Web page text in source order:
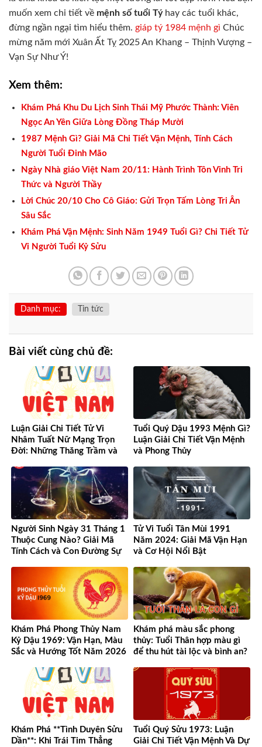
muốn xem chi tiết về mệnh số tuổi Týhay các tuổi khác,
đừng ngần ngại tìm hiểu thêm. giáp tý 1984 mệnh gì Chúc
mừng năm mới Xuân Ất Tỵ 2025 An Khang – Thịnh Vượng –
Vạn Sự Như Ý!
Xem thêm:
Khám Phá Khu Du Lịch Sinh Thái Mỹ Phước Thành: Viên
Ngọc An Yên Giữa Lòng Đồng Tháp Mười
1987 Mệnh Gì? Giải Mã Chi Tiết Vận Mệnh, Tính Cách
Người Tuổi Đinh Mão
Ngày Nhà giáo Việt Nam 20/11: Hành Trình Tôn Vinh Tri
Thức và Người Thầy
Lời Chúc 20/10 Cho Cô Giáo: Gửi Trọn Tấm Lòng Tri Ân
Sâu Sắc
Khám Phá Vận Mệnh: Sinh Năm 1949 Tuổi Gì? Chi Tiết Tử
Vi Người Tuổi Kỷ Sửu
Danh mục: Tin tức
Bài viết cùng chủ đề:
Luận Giải Chi Tiết Tử Vi
Nhâm Tuất Nữ Mạng Trọn
Đời: Những Thăng Trầm và
Tuổi Quý Dậu 1993 Mệnh Gì?
Luận Giải Chi Tiết Vận Mệnh
và Phong Thủy
Người Sinh Ngày 31 Tháng 1
Thuộc Cung Nào? Giải Mã
Tính Cách và Con Đường Sự
Tử Vi Tuổi Tân Mùi 1991
Năm 2024: Giải Mã Vận Hạn
và Cơ Hội Nổi Bật
Khám Phá Phong Thủy Nam
Kỷ Dậu 1969: Vận Hạn, Màu
Sắc và Hướng Tốt Năm 2026
Khám phá màu sắc phong
thủy: Tuổi Thân hợp màu gì
để thu hút tài lộc và bình an?
Khám Phá **Tình Duyên Sửu
Dần**: Khi Trái Tim Thẳng
Tuổi Quý Sửu 1973: Luận
Giải Chi Tiết Vận Mệnh Và Dự